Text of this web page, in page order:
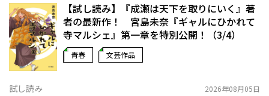
【試し読み】『成瀬は天下を取りにいく』著
者の最新作！ 宮島未奈『ギャルにひかれて
寺マルシェ』第一章を特別公開！（3/4）
青春 文芸作品
試し読み 2026年08月05日